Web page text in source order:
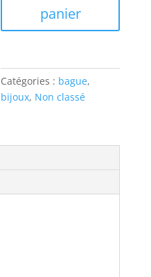
foncé
3petales
panier
Catégories : bague,
bijoux, Non classé